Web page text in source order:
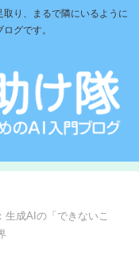
り、まるで隣にいるように
グです。
生成AIの「できないこ